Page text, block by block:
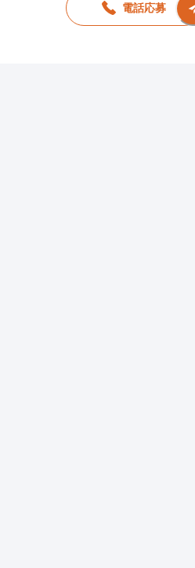
電話応募